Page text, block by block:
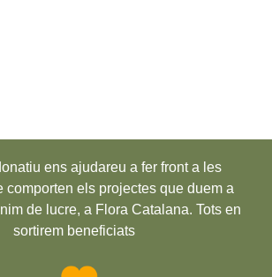
ens ajudareu a fer front a les
comporten els projectes que duem a
de lucre, a Flora Catalana. Tots en
sortirem beneficiats